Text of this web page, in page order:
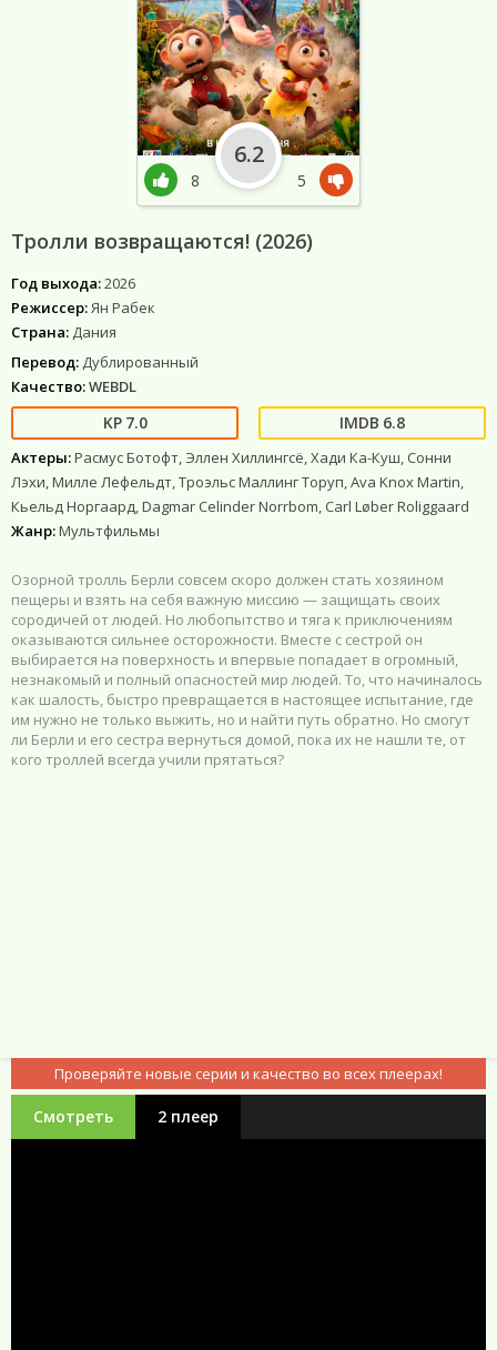
Тролли возвращаются! (2026)
Год выхода:2026
Режиссер:Ян Рабек
Страна: Дания
Перевод: Дублированный
Качество:WEBDL
7.0 6.8
Актеры:Расмус Ботофт, Эллен Хиллингсё, Хади Ка-Куш, Сонни
Лэхи, Милле Лефельдт, Троэльс Маллинг Торуп, Ava Knox Martin,
Кьельд Норгаард, Dagmar Celinder Norrbom, Carl Løber Roliggaard
Жанр:Мультфильмы
Озорной тролль Берли совсем скоро должен стать хозяином
пещеры и взять на себя важную миссию — защищать своих
сородичей от людей. Но любопытство и тяга к приключениям
оказываются сильнее осторожности. Вместе с сестрой он
выбирается на поверхность и впервые попадает в огромный,
незнакомый и полный опасностей мир людей. То, что начиналось
как шалость, быстро превращается в настоящее испытание, где
им нужно не только выжить, но и найти путь обратно. Но смогут
ли Берли и его сестра вернуться домой, пока их не нашли те, от
кого троллей всегда учили прятаться?
8
6.2
5
Проверяйте новые серии и качество во всех плеерах!
Смотреть 2 плеер